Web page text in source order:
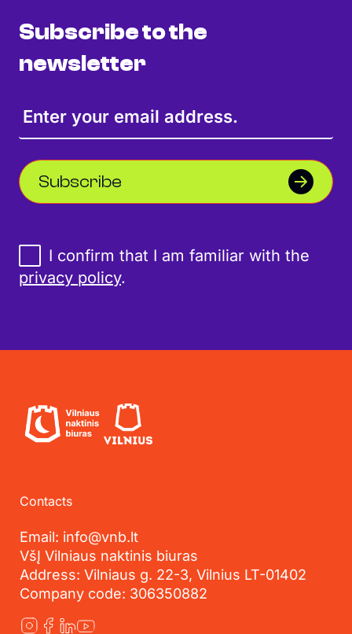
Subscribe to the
newsletter
Subscribe
I confirm that I am familiar with the
privacy policy.
Contacts
Email: info@vnb.lt
VšĮ Vilniaus naktinis biuras
Address: Vilniaus g. 22-3, Vilnius LT-01402
Company code: 306350882